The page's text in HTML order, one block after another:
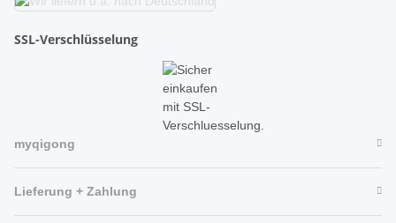
SSL-Verschlüsselung
myqigong
Lieferung + Zahlung